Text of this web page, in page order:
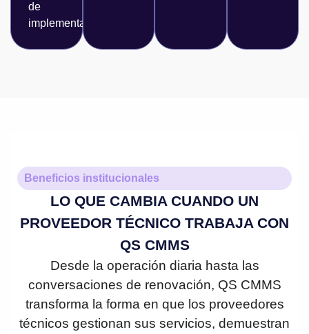
de
implementación
Beneficios institucionales
LO QUE CAMBIA CUANDO UN
PROVEEDOR TÉCNICO TRABAJA CON
QS CMMS
Desde la operación diaria hasta las
conversaciones de renovación, QS CMMS
transforma la forma en que los proveedores
técnicos gestionan sus servicios, demuestran